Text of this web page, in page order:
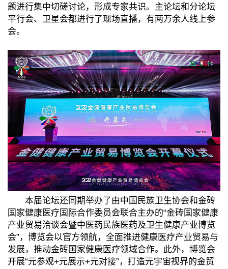
题进行集中切磋讨论，形成专家共识。主论坛和分论坛
平行会、卫星会都进行了现场直播，有两万余人线上参
会。
本届论坛还同期举办了由中国民族卫生协会和金砖
国家健康医疗国际合作委员会联合主办的“金砖国家健康
产业贸易洽谈会暨中医药民族医药及卫生健康产业博览
会”，博览会以官方领航，全面推进健康医疗产业贸易与
发展，推动金砖国家健康医疗领域合作。此外，博览会
开展“元参观+元展示+元对接”，打造元宇宙视界的金贸